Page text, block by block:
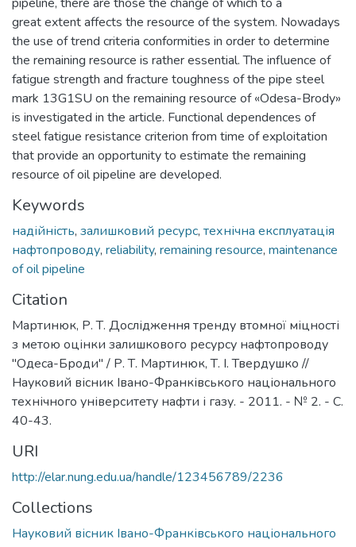
great extent affects the resource of the system. Nowadays
the use of trend criteria conformities in order to determine
the remaining resource is rather essential. The influence of
fatigue strength and fracture toughness of the pipe steel
mark 13G1SU on the remaining resource of «Odesa-Brody»
is investigated in the article. Functional dependences of
steel fatigue resistance criterion from time of exploitation
that provide an opportunity to estimate the remaining
resource of oil pipeline are developed.
Keywords
надійність, залишковий ресурс, технічна експлуатація
нафтопроводу, reliability, remaining resource, maintenance
of oil pipeline
Citation
Мартинюк, Р. Т. Дослідження тренду втомної міцності
з метою оцінки залишкового ресурсу нафтопроводу
"Одеса-Броди" / Р. Т. Мартинюк, Т. І. Твердушко //
Науковий вісник Івано-Франківського національного
технічного університету нафти і газу. - 2011. - № 2. - С.
40-43.
URI
http://elar.nung.edu.ua/handle/123456789/2236
Collections
Науковий вісник Івано-Франківського національного